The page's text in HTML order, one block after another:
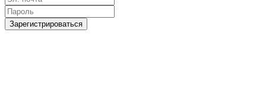
Зарегистрироваться